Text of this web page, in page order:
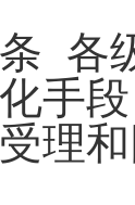
各
手
理